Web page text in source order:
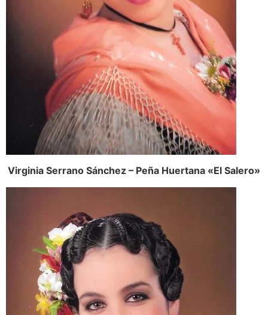
Virginia Serrano Sánchez – Peña Huertana «El Salero»